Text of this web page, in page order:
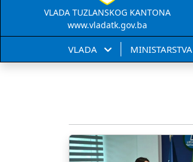
VLADA TUZLANSKOG KANTONA
www.vladatk.gov.ba
VLADA MINISTARSTVA